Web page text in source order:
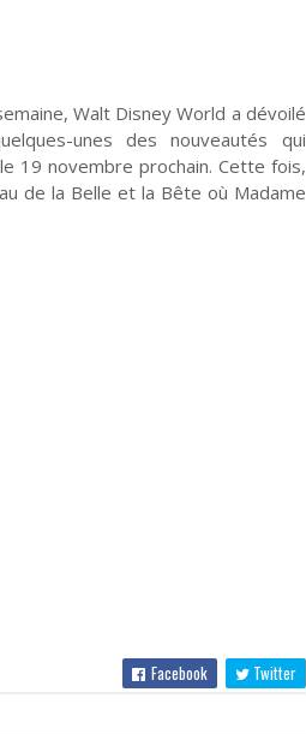
Walt Disney World a dévoilé
unes des nouveautés qui
19 novembre prochain. Cette fois,
de la Belle et la Bête où Madame
Facebook Twitter